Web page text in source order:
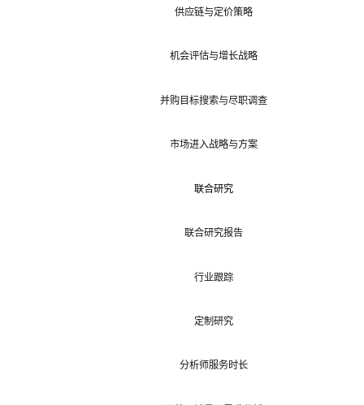
供应链与定价策略
机会评估与增长战略
并购目标搜索与尽职调查
市场进入战略与方案
联合研究
联合研究报告
行业跟踪
定制研究
分析师服务时长